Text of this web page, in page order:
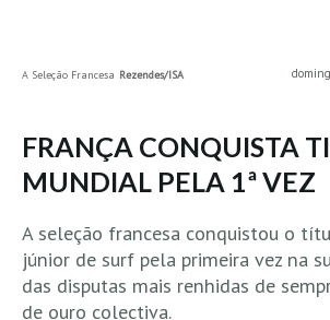
Viana do Castelo HD
Ofir
GRANDE PORTO
Aguçadoura HD
A Seleção Francesa Rezendes/ISA
FRANÇA CONQUISTA
MUNDIAL PELA 1ª VEZ
A seleção francesa conquistou o
júnior de surf pela primeira vez na
das disputas mais renhidas de
de ouro colectiva.